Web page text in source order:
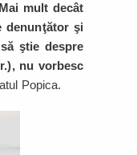
mult decât
denunţător şi
ştie despre
nu vorbesc
Popica.